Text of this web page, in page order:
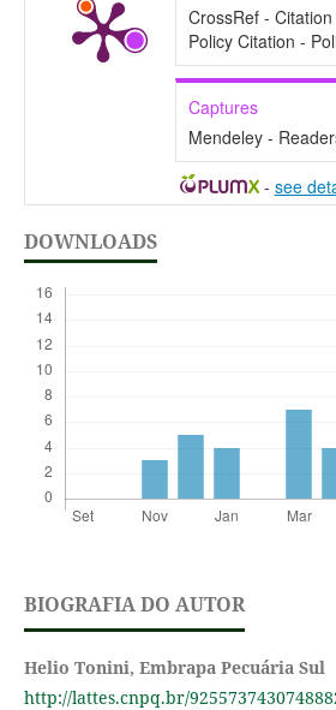
CrossRef -
Policy Citation -
Captures
Mendeley -
- see
DOWNLOADS
BIOGRAFIA DO AUTOR
Helio Tonini, Embrapa Pecuária Sul
http://lattes.cnpq.br/